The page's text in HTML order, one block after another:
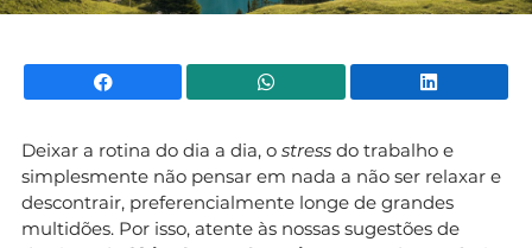
Facebook WhatsApp
Deixar a rotina do dia a dia, o stress do trabalho e
simplesmente não pensar em nada a não ser relaxar e
descontrair, preferencialmente longe de grandes
multidões. Por isso, atente às nossas sugestões de